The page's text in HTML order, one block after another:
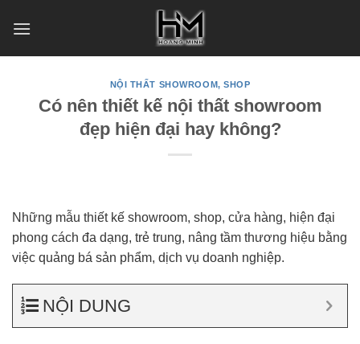
NỘI THẤT SHOWROOM, SHOP
Có nên thiết kế nội thất showroom
đẹp hiện đại hay không?
Những mẫu thiết kế showroom, shop, cửa hàng, hiện đại
phong cách đa dạng, trẻ trung, nâng tầm thương hiệu bằng
việc quảng bá sản phẩm, dịch vụ doanh nghiệp.
NỘI DUNG